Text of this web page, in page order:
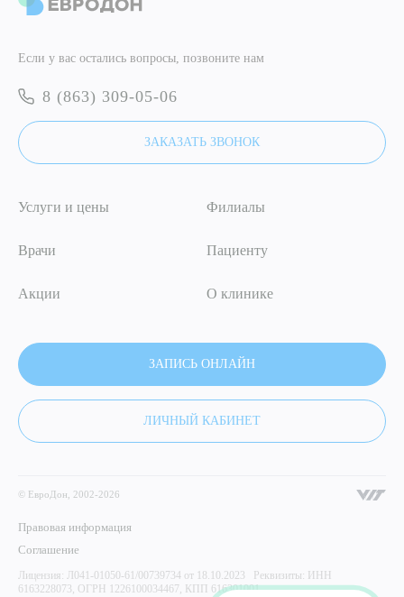
Если у вас остались вопросы, позвоните нам
8 (863) 309-05-06
ЗАКАЗАТЬ ЗВОНОК
Услуги и цены
Врачи
Акции
Филиалы
Пациенту
О клинике
ЗАПИСЬ ОНЛАЙН
ЛИЧНЫЙ КАБИНЕТ
© ЕвроДон, 2002-2026
Правовая информация
Соглашение
Лицензия: Л041-01050-61/00739734 от 18.10.2023 Реквизиты: ИНН
6163228073, ОГРН 1226100034467, КПП 616301001